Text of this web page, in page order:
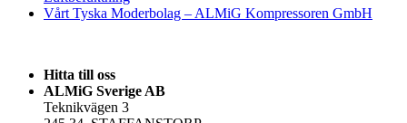
Vårt Tyska Moderbolag – ALMiG Kompressoren GmbH
Hitta till oss
ALMiG Sverige AB
Teknikvägen 3